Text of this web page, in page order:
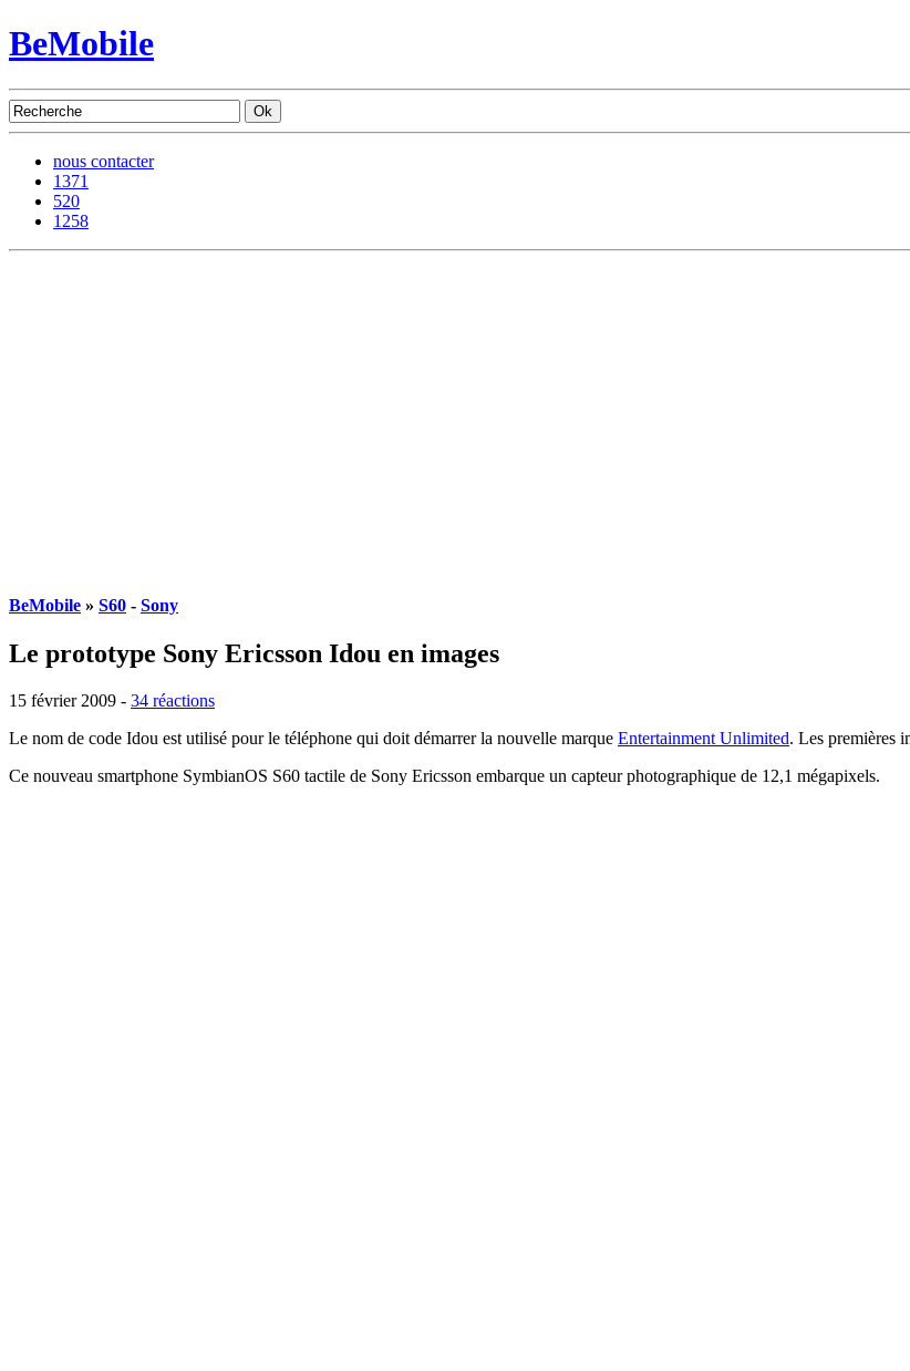
BeMobile
nous contacter
1371
520
1258
BeMobile » S60 - Sony
Le prototype Sony Ericsson Idou en images
15 février 2009 - 34 réactions
Le nom de code Idou est utilisé pour le téléphone qui doit démarrer la nouvelle marque Entertainment Unlimited. Les premières
Ce nouveau smartphone SymbianOS S60 tactile de Sony Ericsson embarque un capteur photographique de 12,1 mégapixels.